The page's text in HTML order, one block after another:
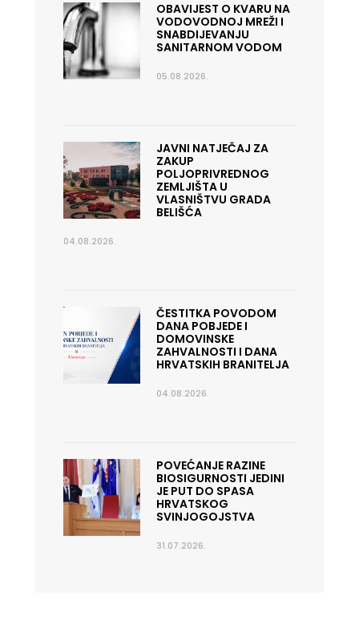
OBAVIJEST O KVARU NA
VODOVODNOJ MREŽI I
SNABDIJEVANJU
SANITARNOM VODOM
05.08.2026.
JAVNI NATJEČAJ ZA
ZAKUP
POLJOPRIVREDNOG
ZEMLJIŠTA U
VLASNIŠTVU GRADA
BELIŠĆA
04.08.2026.
ČESTITKA POVODOM
DANA POBJEDE I
DOMOVINSKE
ZAHVALNOSTI I DANA
HRVATSKIH BRANITELJA
04.08.2026.
POVEĆANJE RAZINE
BIOSIGURNOSTI JEDINI
JE PUT DO SPASA
HRVATSKOG
SVINJOGOJSTVA
31.07.2026.